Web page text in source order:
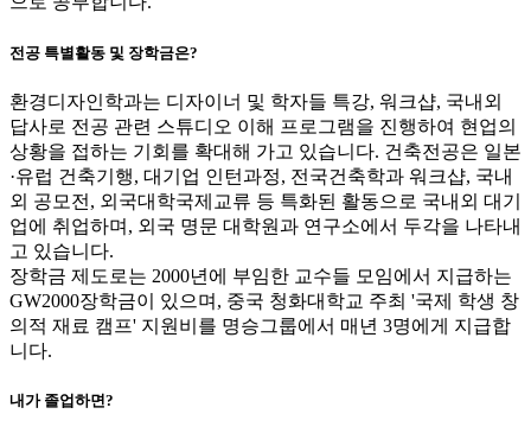
전공 특별활동 및 장학금은?
환경디자인학과는 디자이너 및 학자들 특강, 워크샵, 국내외
답사로 전공 관련 스튜디오 이해 프로그램을 진행하여 현업의
상황을 접하는 기회를 확대해 가고 있습니다. 건축전공은 일본
·유럽 건축기행, 대기업 인턴과정, 전국건축학과 워크샵, 국내
외 공모전, 외국대학국제교류 등 특화된 활동으로 국내외 대기
업에 취업하며, 외국 명문 대학원과 연구소에서 두각을 나타내
고 있습니다.
장학금 제도로는 2000년에 부임한 교수들 모임에서 지급하는
GW2000장학금이 있으며, 중국 청화대학교 주최 '국제 학생 창
의적 재료 캠프' 지원비를 명승그룹에서 매년 3명에게 지급합
니다.
내가 졸업하면?